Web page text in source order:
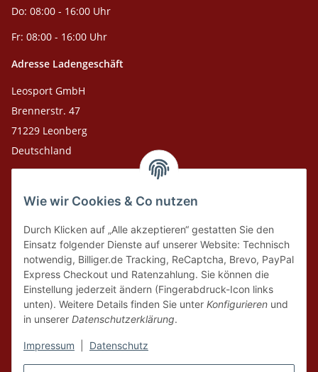
Wie wir Cookies & Co nutzen
Durch Klicken auf „Alle akzeptieren“ gestatten Sie den
Einsatz folgender Dienste auf unserer Website: Technisch
notwendig, Billiger.de Tracking, ReCaptcha, Brevo, PayPal
Express Checkout und Ratenzahlung. Sie können die
Einstellung jederzeit ändern (Fingerabdruck-Icon links
unten). Weitere Details finden Sie unter Konfigurieren und
in unserer Datenschutzerklärung.
Impressum Datenschutz
Do: 08:00 - 16:00 Uhr
Fr: 08:00 - 16:00 Uhr
Adresse Ladengeschäft
Leosport GmbH
Brennerstr. 47
71229 Leonberg
Deutschland
Leosport GmbH
75378 Bad Liebenzell
Tel. Laden 07152-909493
Tel. Versandlager 07052-9344380